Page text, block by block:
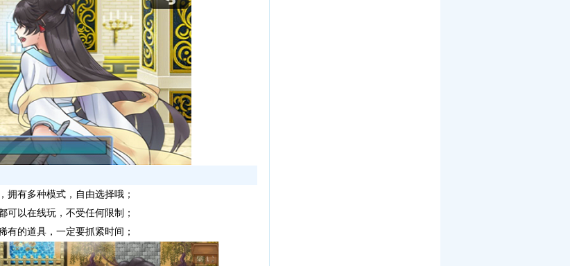
拥有多种模式，自由选择哦；
可以在线玩，不受任何限制；
有的道具，一定要抓紧时间；